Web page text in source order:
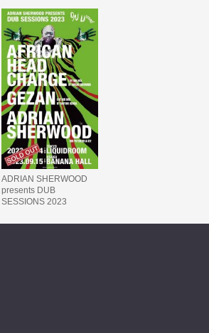
ADRIAN SHERWOOD
presents DUB
SESSIONS 2023
HEAD CHARGE &